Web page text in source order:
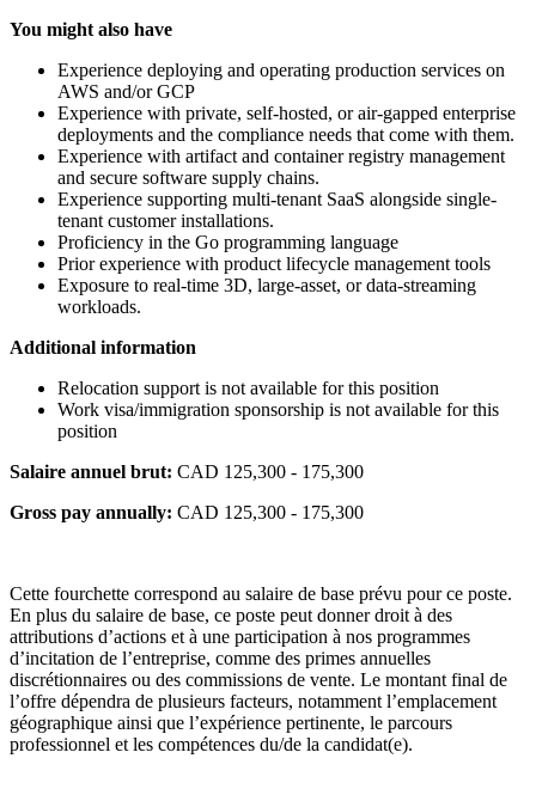
You might also have
Experience deploying and operating production services on
AWS and/or GCP
Experience with private, self-hosted, or air-gapped enterprise
deployments and the compliance needs that come with them.
Experience with artifact and container registry management
and secure software supply chains.
Experience supporting multi-tenant SaaS alongside single-
tenant customer installations.
Proficiency in the Go programming language
Prior experience with product lifecycle management tools
Exposure to real-time 3D, large-asset, or data-streaming
workloads.
Additional information
Relocation support is not available for this position
Work visa/immigration sponsorship is not available for this
position
Salaire annuel brut: CAD 125,300 - 175,300
Gross pay annually: CAD 125,300 - 175,300
Cette fourchette correspond au salaire de base prévu pour ce poste.
En plus du salaire de base, ce poste peut donner droit à des
attributions d’actions et à une participation à nos programmes
d’incitation de l’entreprise, comme des primes annuelles
discrétionnaires ou des commissions de vente. Le montant final de
l’offre dépendra de plusieurs facteurs, notamment l’emplacement
géographique ainsi que l’expérience pertinente, le parcours
professionnel et les compétences du/de la candidat(e).